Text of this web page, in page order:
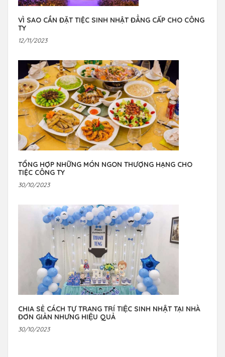
VÌ SAO CẦN ĐẶT TIỆC SINH NHẬT ĐẲNG CẤP CHO CÔNG
TY
12/11/2023
TỔNG HỢP NHỮNG MÓN NGON THƯỢNG HẠNG CHO
TIỆC CÔNG TY
30/10/2023
CHIA SẺ CÁCH TỰ TRANG TRÍ TIỆC SINH NHẬT TẠI NHÀ
ĐƠN GIẢN NHƯNG HIỆU QUẢ
30/10/2023